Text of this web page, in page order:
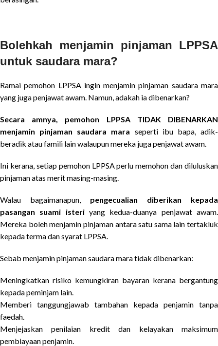
Bolehkah menjamin pinjaman LPPSA
untuk saudara mara?
Ramai pemohon LPPSA ingin menjamin pinjaman saudara mara
yang juga penjawat awam. Namun, adakah ia dibenarkan?
Secara amnya, pemohon LPPSA TIDAK DIBENARKAN
menjamin pinjaman saudara mara seperti ibu bapa, adik-
beradik atau famili lain walaupun mereka juga penjawat awam.
Ini kerana, setiap pemohon LPPSA perlu memohon dan diluluskan
pinjaman atas merit masing-masing.
Walau bagaimanapun, pengecualian diberikan kepada
pasangan suami isteriyang kedua-duanya penjawat awam.
Mereka boleh menjamin pinjaman antara satu sama lain tertakluk
kepada terma dan syarat LPPSA.
Sebab menjamin pinjaman saudara mara tidak dibenarkan:
Meningkatkan risiko kemungkiran bayaran kerana bergantung
kepada peminjam lain.
Memberi tanggungjawab tambahan kepada penjamin tanpa
faedah.
Menjejaskan penilaian kredit dan kelayakan maksimum
pembiayaan penjamin.